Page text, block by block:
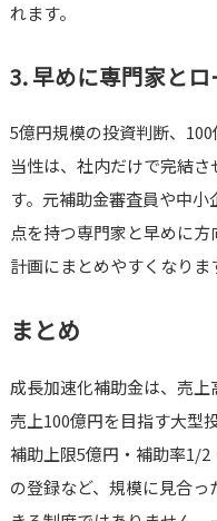
れます。
3. 早めに専門家と
5億円規模の投資判断、
当性は、社内だけで完結
す。元補助金審査員や中
点を持つ専門家と早めに
計画にまとめやすくなりま
まとめ
成長加速化補助金は、売上
売上100億円を目指す大型
補助上限5億円・補助率1/
の登録など、規模に見合